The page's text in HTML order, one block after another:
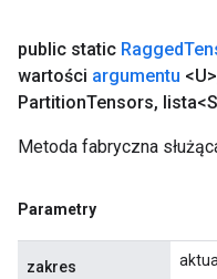
public static Ragged
wartości argumentu <U>
PartitionTensors,
Metoda fabryczna
Parametry
zakres